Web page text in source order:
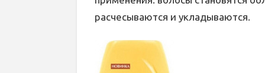
расчесываются и укладываются.